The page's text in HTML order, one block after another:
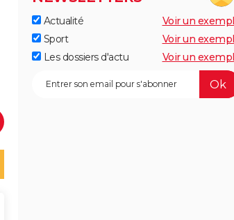
Actualité
Voir un
Sport
Voir un
Les dossiers d'actu
Voir un